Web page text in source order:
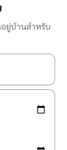
ยู่บ้านสำหรับ
จผลการค้นหา